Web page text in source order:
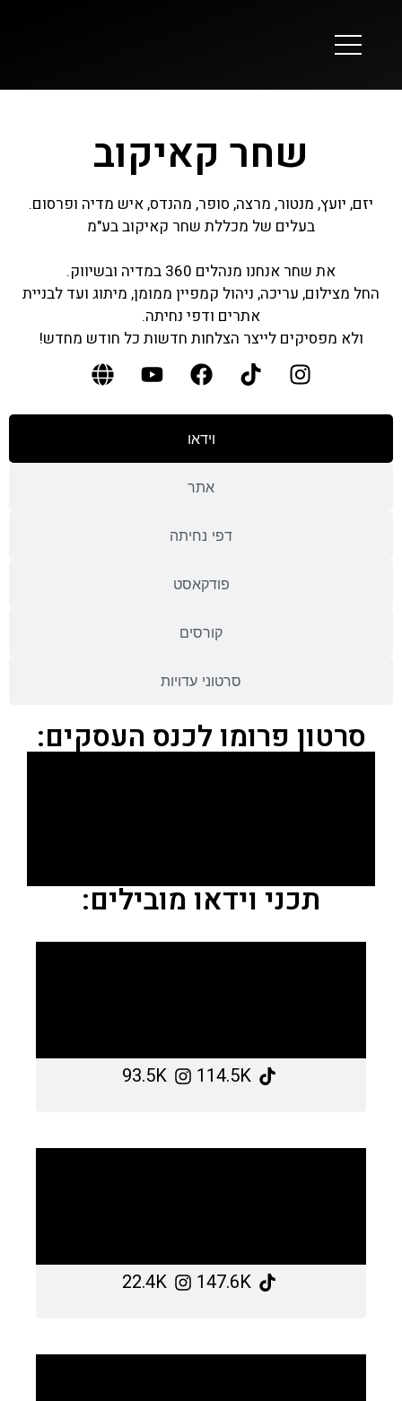
שחר קאיקוב
יזם, יועץ, מנטור, מרצה, סופר, מהנדס, איש מדיה ופרסום.
בעלים של מכללת שחר קאיקוב בע"מ
את שחר אנחנו מנהלים 360 במדיה ובשיווק.
החל מצילום, עריכה, ניהול קמפיין ממומן, מיתוג ועד לבניית
אתרים ודפי נחיתה.
ולא מפסיקים לייצר הצלחות חדשות כל חודש מחדש!
וידאו
אתר
דפי נחיתה
פודקאסט
קורסים
סרטוני עדויות
סרטון פרומו לכנס העסקים:
תכני וידאו מובילים:
114.5K
93.5K
147.6K
22.4K